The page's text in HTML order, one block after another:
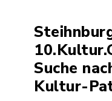
Suche
Kultur-